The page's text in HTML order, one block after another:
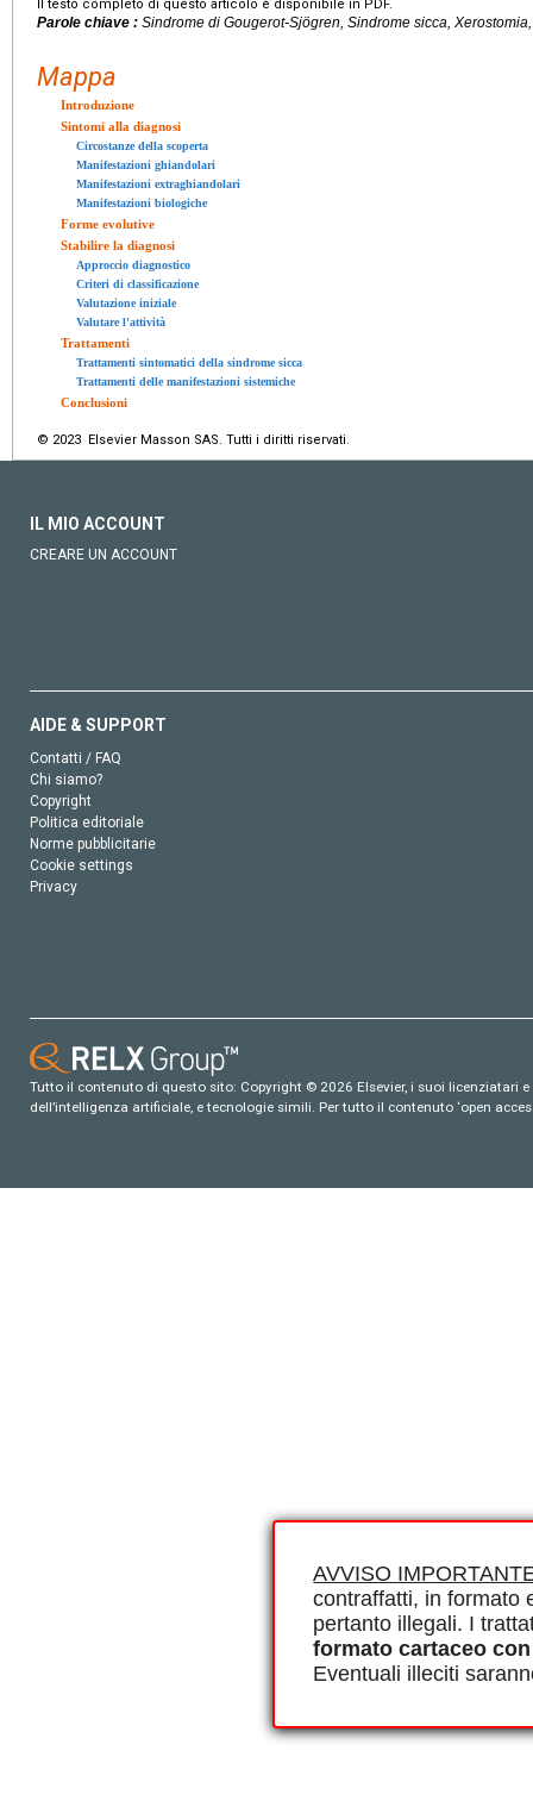
AVVISO
contraffatti, in formato
pertanto illegali. I
formato cartaceo
Eventuali illeciti
Il testo completo di questo articolo è disponibile in PDF.
Parole chiave : Sindrome di Gougerot-Sjögren, Sindrome sicca,
Mappa
Introduzione
Sintomi alla diagnosi
Circostanze della scoperta
Manifestazioni ghiandolari
Manifestazioni extraghiandolari
Manifestazioni biologiche
Forme evolutive
Stabilire la diagnosi
Approccio diagnostico
Criteri di classificazione
Valutazione iniziale
Valutare l'attività
Trattamenti
Trattamenti sintomatici della sindrome sicca
Trattamenti delle manifestazioni sistemiche
Conclusioni
© 2023 Elsevier Masson SAS. Tutti i diritti riservati.
IL MIO ACCOUNT
CREARE UN ACCOUNT
AIDE & SUPPORT
Contatti / FAQ
Chi siamo?
Copyright
Politica editoriale
Norme pubblicitarie
Cookie settings
Privacy
Tutto il contenuto di questo sito: Copyright © 2026 Elsevier, i suoi
dell’intelligenza artificiale, e tecnologie simili. Per tutto il contenuto ‘open